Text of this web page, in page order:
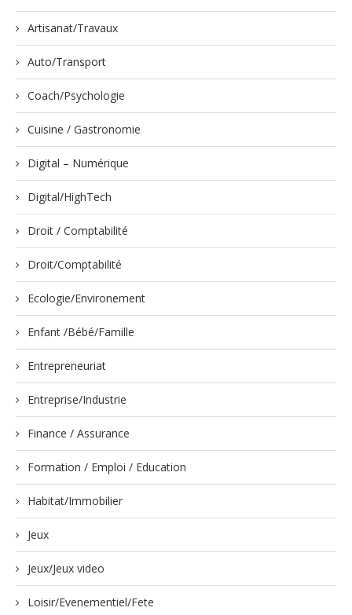
Artisanat/Travaux
Auto/Transport
Coach/Psychologie
Cuisine / Gastronomie
Digital – Numérique
Digital/HighTech
Droit / Comptabilité
Droit/Comptabilité
Ecologie/Environement
Enfant /Bébé/Famille
Entrepreneuriat
Entreprise/Industrie
Finance / Assurance
Formation / Emploi / Education
Habitat/Immobilier
Jeux
Jeux/Jeux video
Loisir/Evenementiel/Fete